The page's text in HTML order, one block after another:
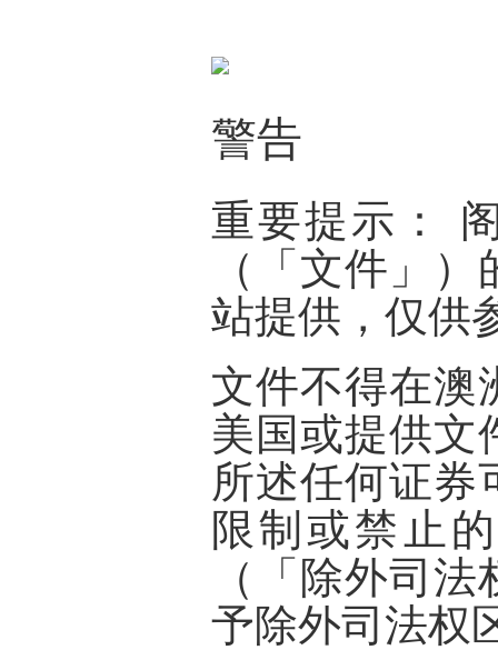
警告
重要提示：
（「 文件 」
站提供，仅供
文件不得在澳
美国或提供文
所述任何证券
限制或禁止
（「 除外司法
予除外司法权